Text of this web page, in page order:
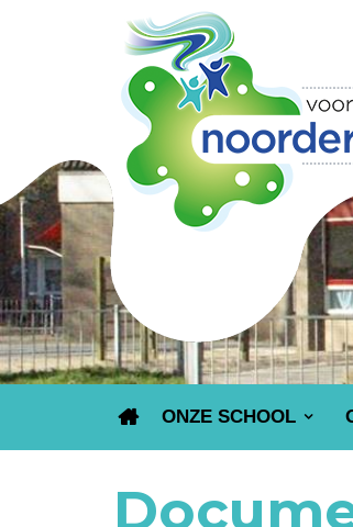
ONZE SCHOOL